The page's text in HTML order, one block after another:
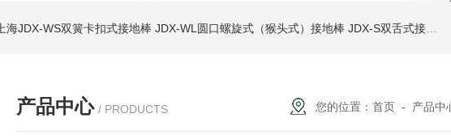
上海JDX-WS双簧卡扣式接地棒 JDX-WL圆口螺旋式（猴头式）接地棒 JDX-S双舌式接地棒价格
产品中心 / PRODUCTS 您的位置：首页 - 产品中